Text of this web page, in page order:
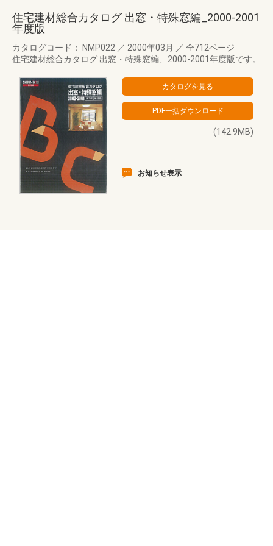
住宅建材総合カタログ 出窓・特殊窓編_2000-2001
年度版
カタログコード： NMP022 ／ 2000年03月 ／ 全712ページ
住宅建材総合カタログ 出窓・特殊窓編、2000-2001年度版です。
(142.9MB)
お知らせ表示